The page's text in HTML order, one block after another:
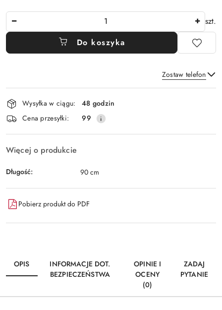
szt.
Do koszyka
Zostaw telefon
Wyślij
Dostępność
i
dostawa
Wysyłka w ciągu:
48 godzin
Cena przesyłki:
99
Więcej o produkcie
Długość: 90 cm
Pobierz produkt do PDF
OPIS
INFORMACJE DOT.
BEZPIECZEŃSTWA
OPINIE I
OCENY
(0)
ZADAJ
PYTANIE